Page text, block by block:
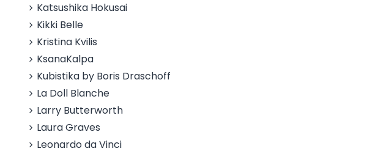
Katsushika Hokusai
Kikki Belle
Kristina Kvilis
KsanaKalpa
Kubistika by Boris Draschoff
La Doll Blanche
Larry Butterworth
Laura Graves
Leonardo da Vinci